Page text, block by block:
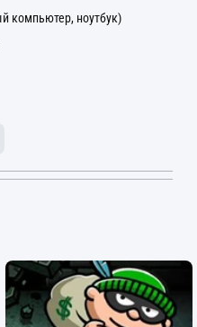
компьютер, ноутбук)